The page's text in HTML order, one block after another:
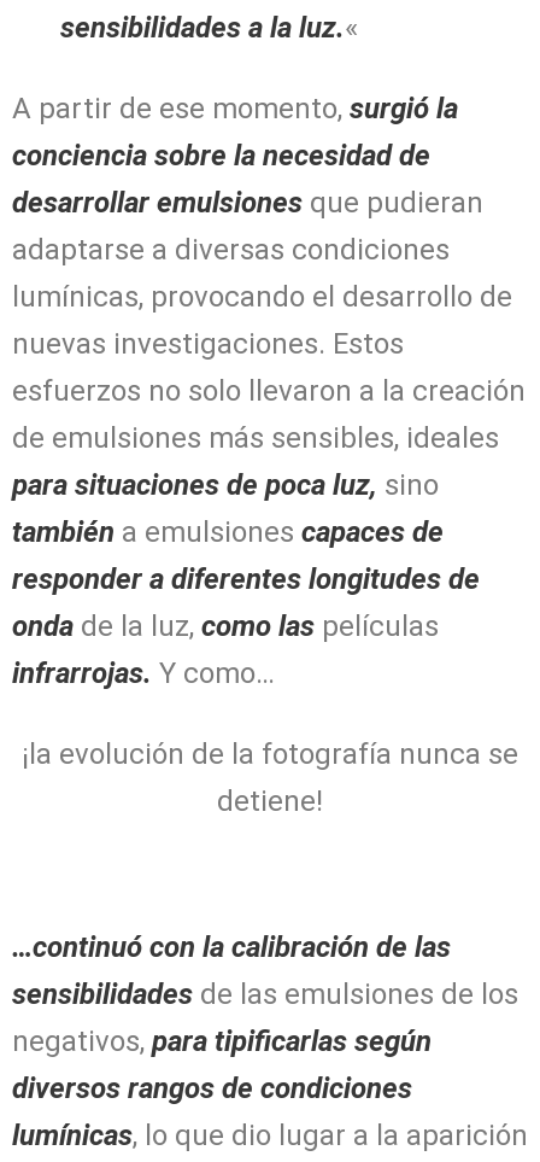
sensibilidades a la luz.«
A partir de ese momento, surgió la
conciencia sobre la necesidad de
desarrollar emulsiones que pudieran
adaptarse a diversas condiciones
lumínicas, provocando el desarrollo de
nuevas investigaciones. Estos
esfuerzos no solo llevaron a la creación
de emulsiones más sensibles, ideales
para situaciones de poca luz, sino
también a emulsiones capaces de
responder a diferentes longitudes de
onda de la luz, como las películas
infrarrojas. Y como…
¡la evolución de la fotografía nunca se
detiene!
…continuó con la calibración de las
sensibilidades de las emulsiones de los
negativos, para tipificarlas según
diversos rangos de condiciones
lumínicas, lo que dio lugar a la aparición